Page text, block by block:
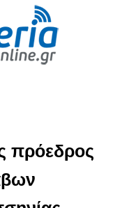
πρόεδρος